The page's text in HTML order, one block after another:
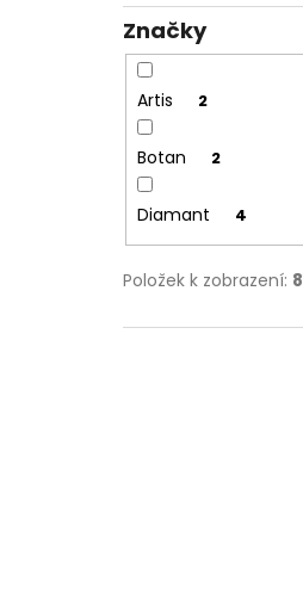
Značky
Artis 2
Botan 2
Diamant 4
Položek k zobrazení: 8